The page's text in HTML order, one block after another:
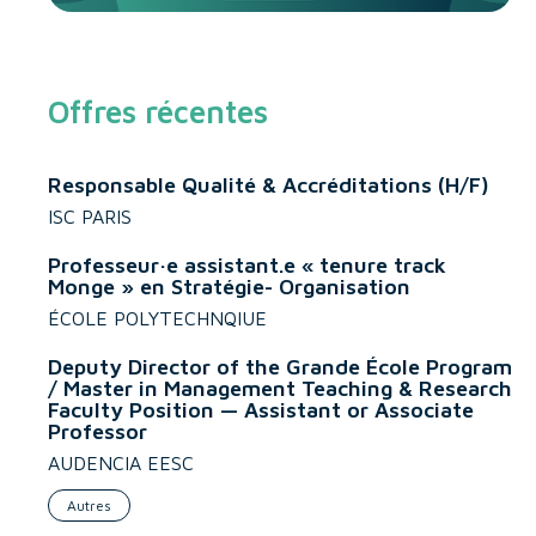
Offres récentes
Responsable Qualité & Accréditations (H/F)
ISC PARIS
Professeur·e assistant.e « tenure track
Monge » en Stratégie- Organisation
ÉCOLE POLYTECHNQIUE
Deputy Director of the Grande École Program
/ Master in Management Teaching & Research
Faculty Position — Assistant or Associate
Professor
AUDENCIA EESC
Autres